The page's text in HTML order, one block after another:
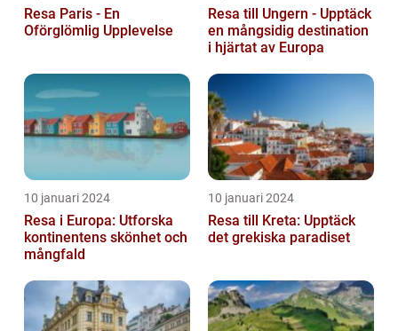
Resa Paris - En
Oförglömlig Upplevelse
Resa till Ungern - Upptäck
en mångsidig destination
i hjärtat av Europa
10 januari 2024
Resa i Europa: Utforska
kontinentens skönhet och
mångfald
10 januari 2024
Resa till Kreta: Upptäck
det grekiska paradiset